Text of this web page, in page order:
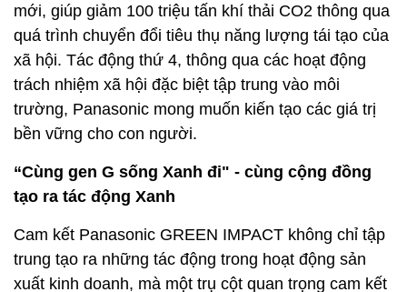
mới, giúp giảm 100 triệu tấn khí thải CO2 thông qua
quá trình chuyển đổi tiêu thụ năng lượng tái tạo của
xã hội. Tác động thứ 4, thông qua các hoạt động
trách nhiệm xã hội đặc biệt tập trung vào môi
trường, Panasonic mong muốn kiến tạo các giá trị
bền vững cho con người.
“Cùng gen G sống Xanh đi" - cùng cộng đồng
tạo ra tác động Xanh
Cam kết Panasonic GREEN IMPACT không chỉ tập
trung tạo ra những tác động trong hoạt động sản
xuất kinh doanh, mà một trụ cột quan trọng cam kết